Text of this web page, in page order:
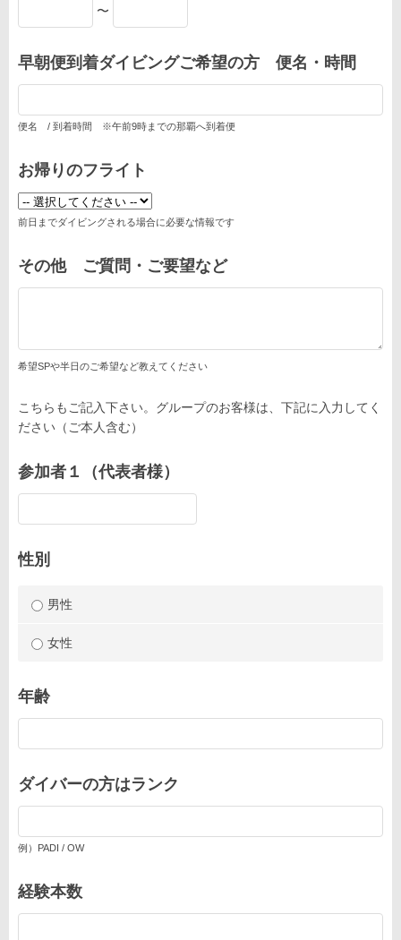
〜
早朝便到着ダイビングご希望の方 便名・時間
便名 / 到着時間 ※午前9時までの那覇へ到着便
お帰りのフライト
前日までダイビングされる場合に必要な情報です
その他 ご質問・ご要望など
希望SPや半日のご希望など教えてください
こちらもご記入下さい。グループのお客様は、下記に入力してく
ださい（ご本人含む）
参加者１（代表者様）
性別
男性
女性
年齢
ダイバーの方はランク
例）PADI / OW
経験本数